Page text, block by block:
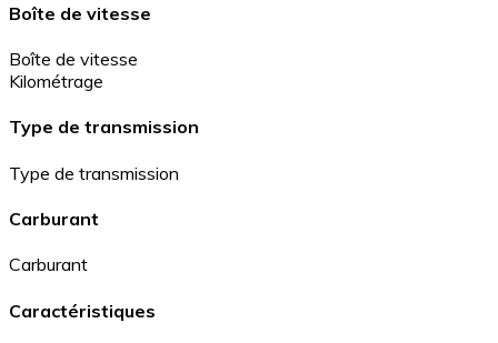
Boîte de vitesse
Boîte de vitesse
Kilométrage
Type de transmission
Type de transmission
Carburant
Carburant
Caractéristiques